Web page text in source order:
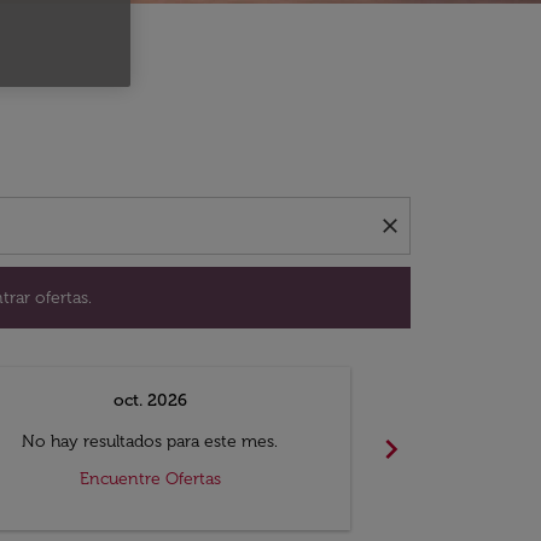
close
ofertas.
para encontrar ofertas.
oct. 2026
No hay resultados para este mes.
Encuentre Ofertas
chevron_right